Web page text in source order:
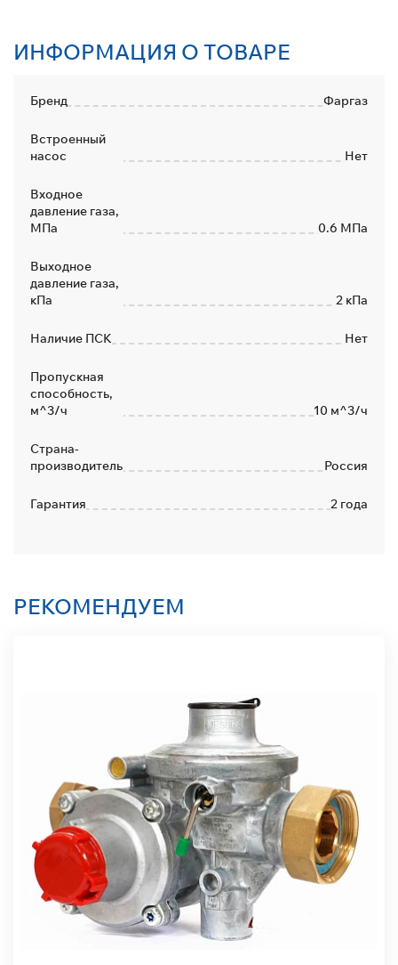
ИНФОРМАЦИЯ О ТОВАРЕ
Бренд Фаргаз
Встроенный
насос
Нет
Входное
давление газа,
МПа
0.6 МПа
Выходное
давление газа,
кПа
2 кПа
Наличие ПСК Нет
Пропускная
способность,
м^3/ч
10 м^3/ч
Страна-
производитель
Россия
Гарантия 2 года
РЕКОМЕНДУЕМ